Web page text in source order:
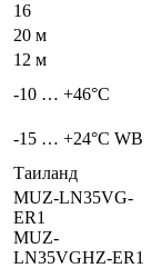
16
20 м
12 м
-10 … +46°C
-15 … +24°C WB
Таиланд
MUZ-LN35VG-
ER1
MUZ-
LN35VGHZ-ER1